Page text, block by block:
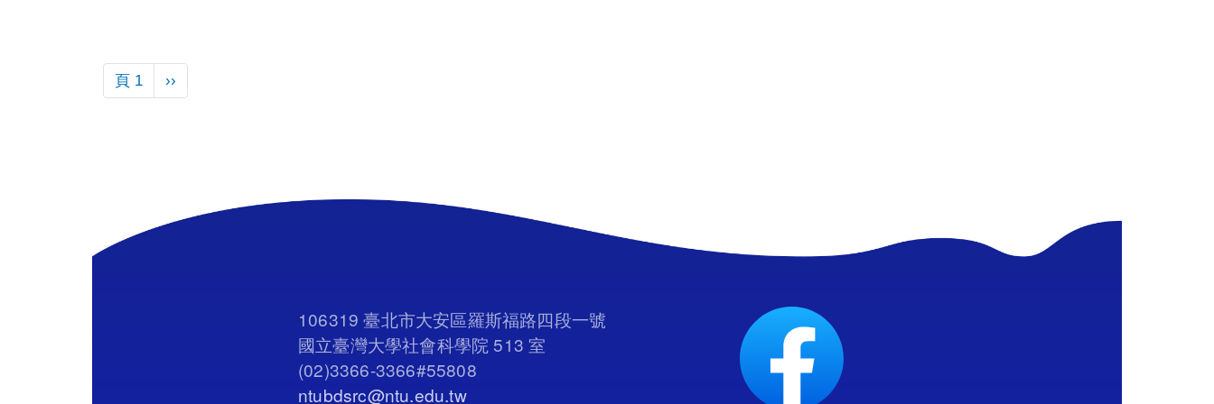
Pagination
頁 1 下一頁
››
106319 臺北市大安區羅斯福路四段一號
國立臺灣大學社會科學院 513 室
(02)3366-3366#55808
ntubdsrc@ntu.edu.tw